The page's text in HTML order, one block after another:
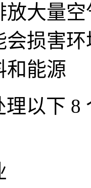
放大量
会损害
和能源
以下 8